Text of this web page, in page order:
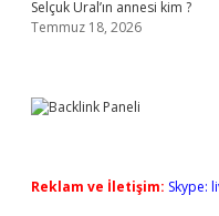
Selçuk Ural’ın annesi kim ?
Temmuz 18, 2026
Reklam ve İletişim: Skype: